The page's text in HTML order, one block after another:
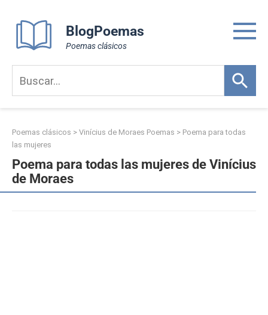
content
BlogPoemas
Poemas clásicos
Poemas clásicos > Vinícius de Moraes Poemas > Poema para todas
las mujeres
Poema para todas las mujeres de Vinícius
de Moraes